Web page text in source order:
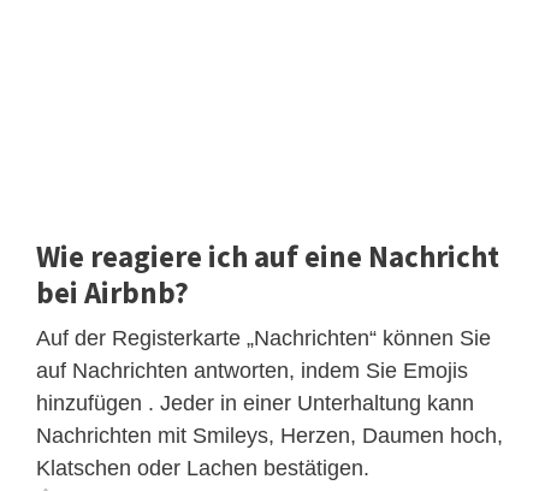
Wie reagiere ich auf eine Nachricht
bei Airbnb?
Auf der Registerkarte „Nachrichten“ können Sie
auf Nachrichten antworten, indem Sie Emojis
hinzufügen . Jeder in einer Unterhaltung kann
Nachrichten mit Smileys, Herzen, Daumen hoch,
Klatschen oder Lachen bestätigen.